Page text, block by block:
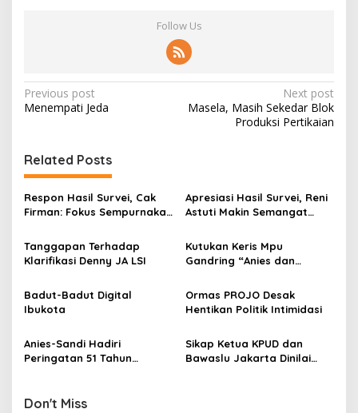
Follow Us
P
o
t
n
a
i
a
t
i
o
Previous post
Menempati Jeda
Next post
Masela, Masih Sekedar Blok
Produksi Pertikaian
Related Posts
Respon Hasil Survei, Cak
Firman: Fokus Sempurnakan
Serahkan Pada Allah
Apresiasi Hasil Survei, Reni
Astuti Makin Semangat
Tanggapan Terhadap
Klarifikasi Denny JA LSI
Kutukan Keris Mpu
Gandring “Anies dan
Badut-Badut Digital
Ibukota
Ormas PROJO Desak
Hentikan Politik Intimidasi
Anies-Sandi Hadiri
Peringatan 51 Tahun
Sikap Ketua KPUD dan
Bawaslu Jakarta Dinilai
Don't Miss